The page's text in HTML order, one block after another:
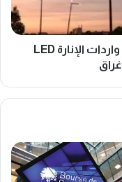
المغرب يفرض رسوماً بـ27% على واردات الإنارة LED